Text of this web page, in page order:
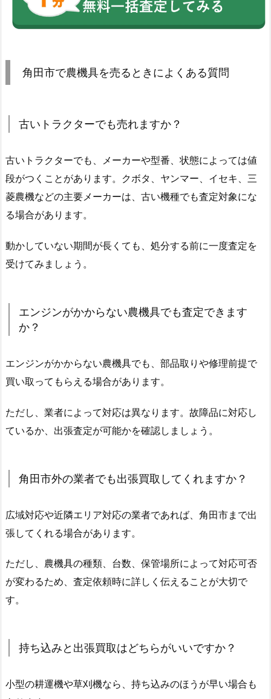
角田市で農機具を売るときによくある質問
古いトラクターでも売れますか？
古いトラクターでも、メーカーや型番、状態によっては値
段がつくことがあります。クボタ、ヤンマー、イセキ、三
菱農機などの主要メーカーは、古い機種でも査定対象にな
る場合があります。
動かしていない期間が長くても、処分する前に一度査定を
受けてみましょう。
エンジンがかからない農機具でも査定できます
か？
エンジンがかからない農機具でも、部品取りや修理前提で
買い取ってもらえる場合があります。
ただし、業者によって対応は異なります。故障品に対応し
ているか、出張査定が可能かを確認しましょう。
角田市外の業者でも出張買取してくれますか？
広域対応や近隣エリア対応の業者であれば、角田市まで出
張してくれる場合があります。
ただし、農機具の種類、台数、保管場所によって対応可否
が変わるため、査定依頼時に詳しく伝えることが大切で
す。
持ち込みと出張買取はどちらがいいですか？
小型の耕運機や草刈機なら、持ち込みのほうが早い場合も